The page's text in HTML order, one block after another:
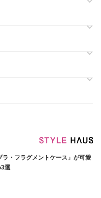
・フラグメントケース」が可愛
3選